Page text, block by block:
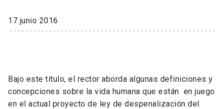
Internacionalización
Vinculación
Universidad
17 junio 2016
Bajo este título, el rector aborda algunas definiciones y
concepciones sobre la vida humana que están en juego
en el actual proyecto de ley de despenalización del